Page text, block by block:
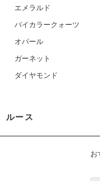
エメラルド
バイカラークォーツ
オパール
ガーネット
ダイヤモンド
ルース
お